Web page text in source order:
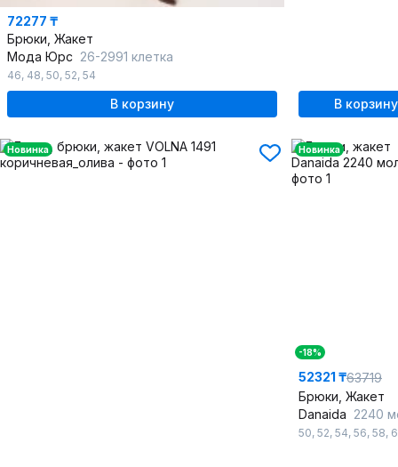
72277 ₸
Брюки, Жакет
Мода Юрс 26-2991 клетка
46, 48, 50, 52, 54
В корзину В корзину
Новинка Новинка
-18%
52321 ₸63719
Брюки, Жакет
Danaida 2240
50, 52, 54, 56, 58,